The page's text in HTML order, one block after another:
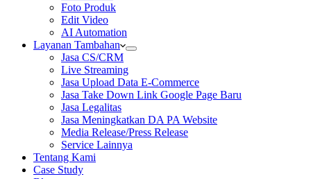
Foto Produk
Edit Video
AI Automation
Layanan Tambahan
Jasa CS/CRM
Live Streaming
Jasa Upload Data E-Commerce
Jasa Take Down Link Google Page Baru
Jasa Legalitas
Jasa Meningkatkan DA PA Website
Media Release/Press Release
Service Lainnya
Tentang Kami
Case Study